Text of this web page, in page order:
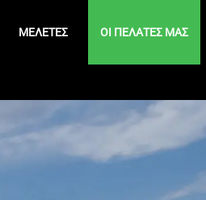
ΜΕΛΈΤΕΣ ΟΙ ΠΕΛΆΤΕΣ ΜΑΣ